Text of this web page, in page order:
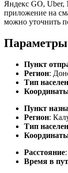
Яндекс GO, Uber,
приложение на
можно уточнить
Пункт
Регион:
Тип
Пункт
Регион:
Тип
Расстояние:
Время в